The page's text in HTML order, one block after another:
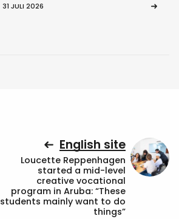
31 JULI 2026
English site
Loucette Reppenhagen
started a mid-level
creative vocational
program in Aruba: “These
students mainly want to do
things”